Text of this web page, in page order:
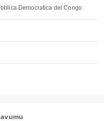
Democratica del Congo